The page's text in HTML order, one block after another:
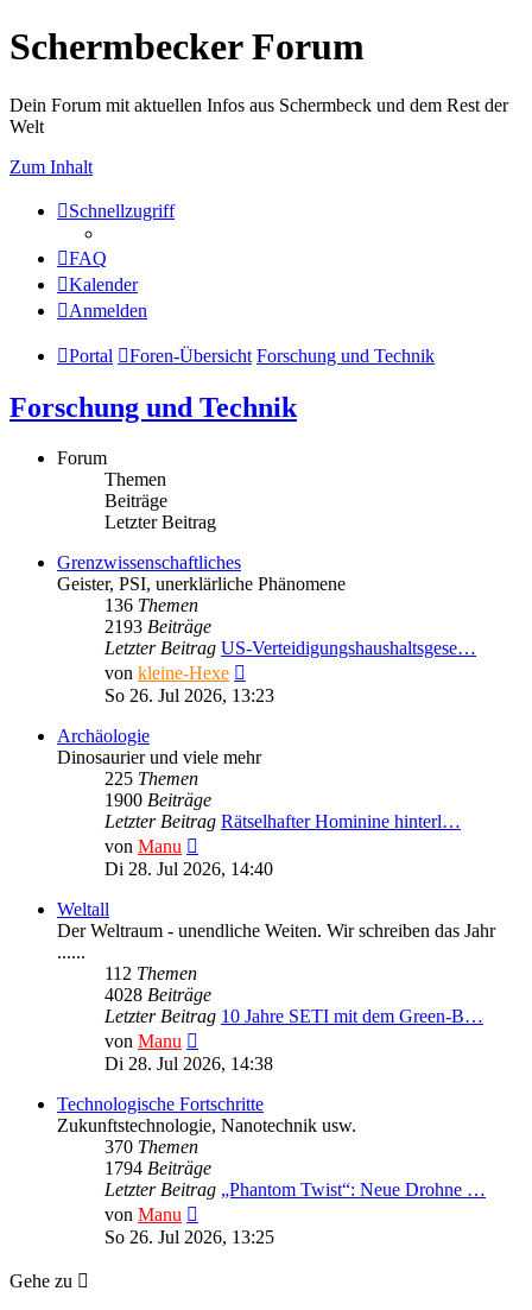
Schermbecker Forum
Dein Forum mit aktuellen Infos aus Schermbeck und dem Rest der
Welt
Zum Inhalt
Schnellzugriff
FAQ
Kalender
Anmelden
Portal Foren-Übersicht Forschung und Technik
Forschung und Technik
Forum
Themen
Beiträge
Letzter Beitrag
Grenzwissenschaftliches
Geister, PSI, unerklärliche Phänomene
136 Themen
2193 Beiträge
Letzter Beitrag US-Verteidigungshaushaltsgese…
von kleine-Hexe
Beitrag
So 26. Jul 2026, 13:23
Archäologie
Dinosaurier und viele mehr
225 Themen
1900 Beiträge
Letzter Beitrag Rätselhafter Hominine hinterl…
von Manu
Beitrag
Di 28. Jul 2026, 14:40
Weltall
Der Weltraum - unendliche Weiten. Wir schreiben das Jahr
......
112 Themen
4028 Beiträge
Letzter Beitrag 10 Jahre SETI mit dem Green-B…
von Manu
Beitrag
Di 28. Jul 2026, 14:38
Technologische Fortschritte
Zukunftstechnologie, Nanotechnik usw.
370 Themen
1794 Beiträge
Letzter Beitrag „Phantom Twist“: Neue Drohne …
von Manu
Beitrag
So 26. Jul 2026, 13:25
Gehe zu